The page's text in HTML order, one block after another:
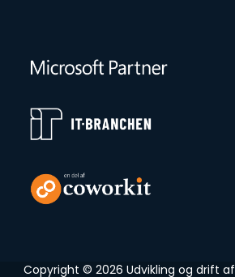
Copyright © 2026 Udvikling og drift af